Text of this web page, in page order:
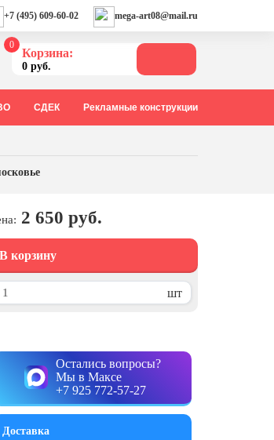
+7 (495) 609-60-02 mega-art08@mail.ru
0
Корзина:
0 руб.
СДЕК Рекламные конструкции
2 650 руб.
В корзину
шт
Остались вопросы?
Мы в Максе
+7 925 772-57-27
Доставка